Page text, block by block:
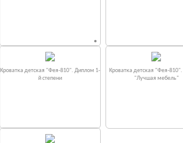
Кроватка детская "Фея-810". Диплом 1-
й степени
Кроватка детская "Фея-
"Лучшая мебель"